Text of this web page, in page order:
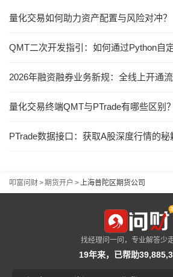
量化交易如何助力资产配置与风险对冲？
QMT二次开发指引：如何通过Python自
2026年融资融券业务新规：全线上开通
量化交易终端QMT与PTrade有哪些区别？
PTrade数据接口：获取A股深度行情的秘
叩富问财>期货开户 >上海普陀区期货公司
找经理问一问，专业解答少
19年来，已帮助